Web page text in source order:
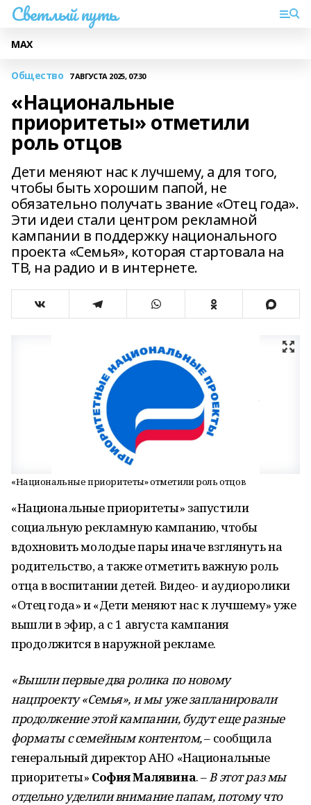
Светлый путь
МАХ
Общество 7 АВГУСТА 2025, 07:30
«Национальные
приоритеты» отметили
роль отцов
Дети меняют нас к лучшему, а для того,
чтобы быть хорошим папой, не
обязательно получать звание «Отец года».
Эти идеи стали центром рекламной
кампании в поддержку национального
проекта «Семья», которая стартовала на
ТВ, на радио и в интернете.
«Национальные приоритеты» отметили роль отцов
«Национальные приоритеты» запустили
социальную рекламную кампанию, чтобы
вдохновить молодые пары иначе взглянуть на
родительство, а также отметить важную роль
отца в воспитании детей. Видео- и аудиоролики
«Отец года» и «Дети меняют нас к лучшему» уже
вышли в эфир, а с 1 августа кампания
продолжится в наружной рекламе.
«Вышли первые два ролика по новому
нацпроекту «Семья», и мы уже запланировали
продолжение этой кампании, будут еще разные
форматы с семейным контентом,– сообщила
генеральный директор АНО «Национальные
приоритеты» София Малявина. –В этот раз мы
отдельно уделили внимание папам, потому что